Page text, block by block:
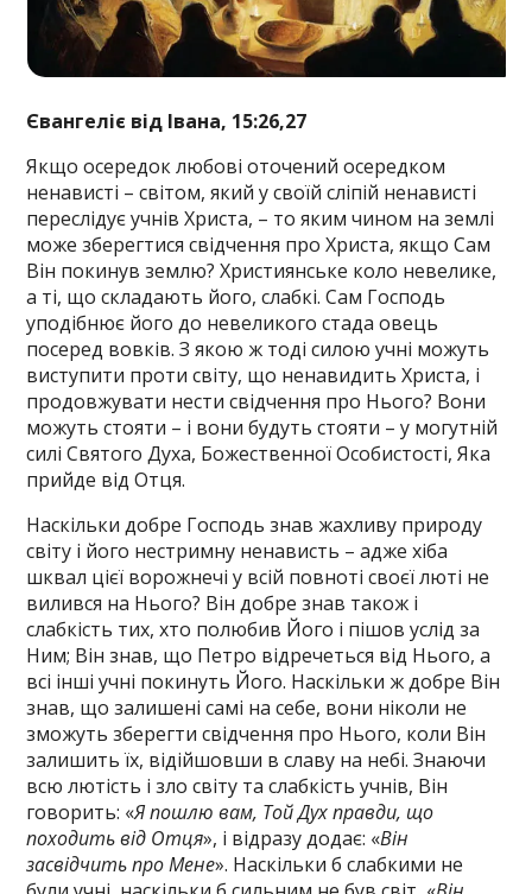
Євангеліє від Івана, 15:26,27
Якщо осередок любові оточений осередком
ненависті – світом, який у своїй сліпій ненависті
переслідує учнів Христа, – то яким чином на землі
може зберегтися свідчення про Христа, якщо Сам
Він покинув землю? Християнське коло невелике,
а ті, що складають його, слабкі. Сам Господь
уподібнює його до невеликого стада овець
посеред вовків. З якою ж тоді силою учні можуть
виступити проти світу, що ненавидить Христа, і
продовжувати нести свідчення про Нього? Вони
можуть стояти – і вони будуть стояти – у могутній
силі Святого Духа, Божественної Особистості, Яка
прийде від Отця.
Наскільки добре Господь знав жахливу природу
світу і його нестримну ненависть – адже хіба
шквал цієї ворожнечі у всій повноті своєї люті не
вилився на Нього? Він добре знав також і
слабкість тих, хто полюбив Його і пішов услід за
Ним; Він знав, що Петро відречеться від Нього, а
всі інші учні покинуть Його. Наскільки ж добре Він
знав, що залишені самі на себе, вони ніколи не
зможуть зберегти свідчення про Нього, коли Він
залишить їх, відійшовши в славу на небі. Знаючи
всю лютість і зло світу та слабкість учнів, Він
говорить: «Я пошлю вам, Той Дух правди, що
походить від Отця», і відразу додає: «Він
засвідчить про Мене». Наскільки б слабкими не